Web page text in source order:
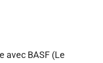
avec BASF (Le